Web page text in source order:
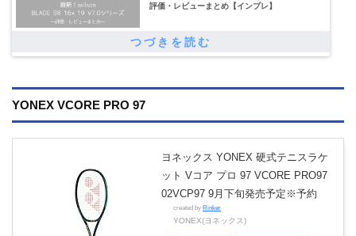
評価・レビューまとめ【インプレ】
YONEX VCORE PRO 97
ヨネックス YONEX 硬式テニスラケ
ット Vコア プロ 97 VCORE PRO97
02VCP97 9月下旬発売予定※予約
created by Rinker
YONEX(ヨネックス)